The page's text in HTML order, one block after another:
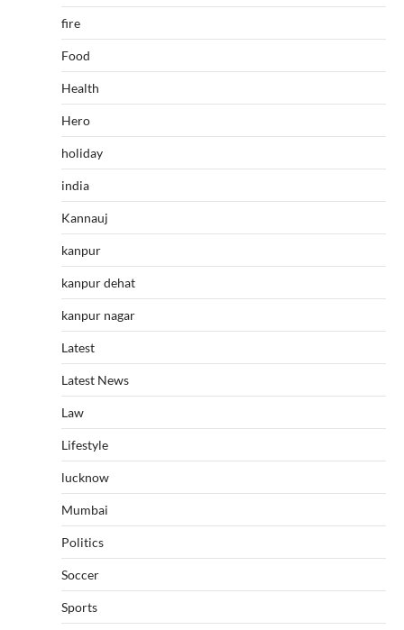
fire
Food
Health
Hero
holiday
india
Kannauj
kanpur
kanpur dehat
kanpur nagar
Latest
Latest News
Law
Lifestyle
lucknow
Mumbai
Politics
Soccer
Sports